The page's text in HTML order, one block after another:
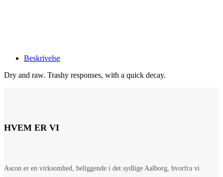
Beskrivelse
Dry and raw. Trashy responses, with a quick decay.
HVEM ER VI
Ascon er en virksomhed, beliggende i det sydlige Aalborg, hvorfra vi